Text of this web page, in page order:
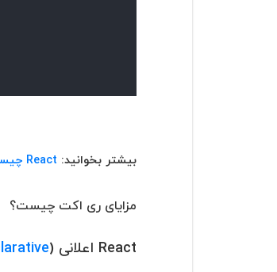
بیشتر بخوانید: React چیست؟ همه چیز درمورد ری اکت
مزایای ری اکت چیست؟
React اعلانی (